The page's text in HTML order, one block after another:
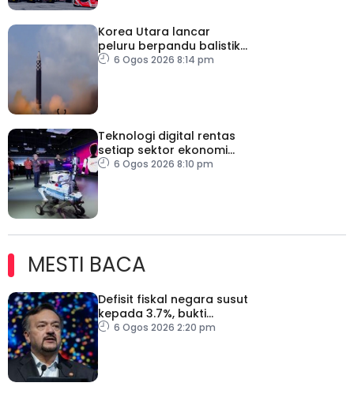
Korea Utara lancar
peluru berpandu balistik
jarak dekat ke arah Laut
6 Ogos 2026 8:14 pm
Teknologi digital rentas
setiap sektor ekonomi
diperkasa seiring
6 Ogos 2026 8:10 pm
MESTI BACA
Defisit fiskal negara susut
kepada 3.7%, bukti
keyakinan pelabur masih
6 Ogos 2026 2:20 pm